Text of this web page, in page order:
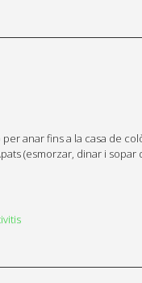
anar fins a la casa de
(esmorzar, dinar i